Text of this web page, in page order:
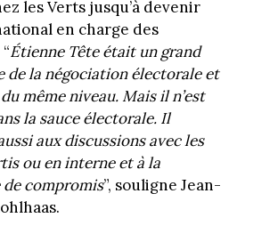
les Verts jusqu’à devenir
en charge des
Étienne Tête était un grand
de la négociation électorale et
même niveau. Mais il n’est
la sauce électorale. Il
aux discussions avec les
ou en interne et à la
compromis”, souligne Jean-